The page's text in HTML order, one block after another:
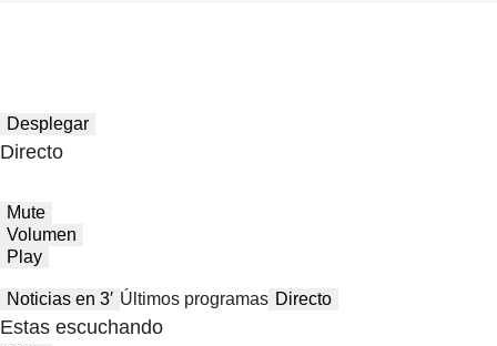
Desplegar
Directo
Mute
Volumen
Play
Noticias en 3′ Últimos programas Directo
Estas escuchando